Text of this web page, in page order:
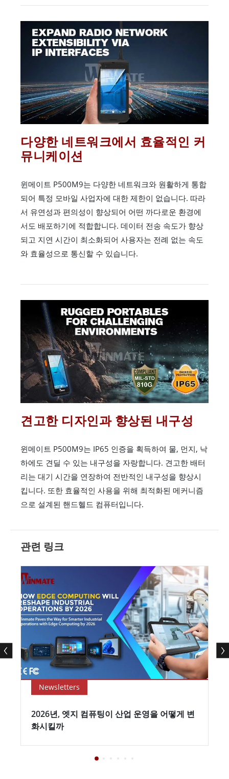
다양한 네트워크에서 효율적인 커
뮤니케이션
윈메이트 P500M9는 다양한 네트워크와 원활하게 통합
되어 특정 모바일 사업자에 대한 제한이 없습니다. 따라
서 유연성과 편의성이 향상되어 어떤 까다로운 환경에
서도 배포하기에 적합합니다. 데이터 전송 속도가 향상
되고 지연 시간이 최소화되어 사용자는 전례 없는 속도
와 효율성으로 통신할 수 있습니다.
견고한 디자인과 향상된 내구성
윈메이트 P500M9는 IP65 인증을 획득하여 물, 먼지, 낙
하에도 견딜 수 있는 내구성을 자랑합니다. 견고한 배터
리는 대기 시간을 연장하여 전반적인 내구성을 향상시
킵니다. 또한 효율적인 사용을 위해 최적화된 메커니즘
으로 설계된 핸드헬드 컴퓨터입니다.
관련 링크
Newsletters
2026년, 엣지 컴퓨팅이 산업 운영을 어떻게 변
화시킬까